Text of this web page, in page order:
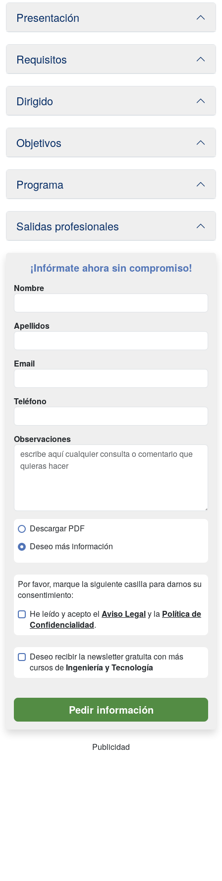
Presentación
Requisitos
Dirigido
Objetivos
Programa
Salidas profesionales
¡Infórmate ahora sin compromiso!
Nombre
Apellidos
Email
Teléfono
Observaciones
Descargar PDF
Deseo más información
Por favor, marque la siguiente casilla para darnos su
consentimiento:
He leído y acepto el Aviso Legaly la Política de
Confidencialidad.
Deseo recibir la newsletter gratuita con más
cursos de Ingeniería y Tecnología
Publicidad